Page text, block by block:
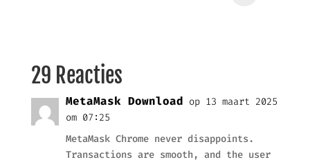
29 Reacties
MetaMask Download op 13 maart 2025
om 07:25
MetaMask Chrome never disappoints.
Transactions are smooth, and the user